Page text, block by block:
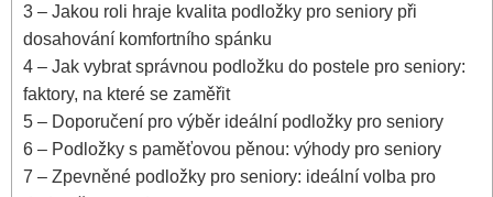
3 – Jakou roli hraje⁣ kvalita podložky pro ‍seniory při
dosahování komfortního spánku
4 – Jak vybrat ​správnou podložku ⁣do postele pro seniory:
faktory, na které se zaměřit
5 – Doporučení pro výběr ideální podložky pro seniory
6 – Podložky s paměťovou pěnou: výhody pro seniory
7 – Zpevněné podložky⁢ pro seniory: ideální volba ‍pro‌